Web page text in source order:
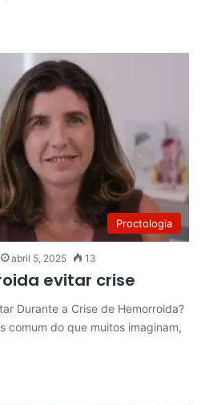
Proctologia
abril 5, 2025 13
evitar crise
Durante a Crise de Hemorroida?
comum do que muitos imaginam,